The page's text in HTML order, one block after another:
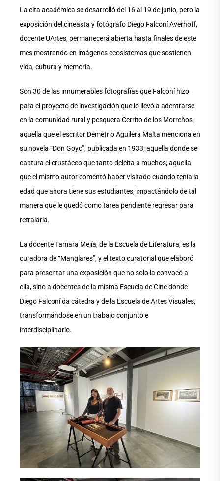
La cita académica se desarrolló del 16 al 19 de junio, pero la
exposición del cineasta y fotógrafo Diego Falconí Averhoff,
docente UArtes, permanecerá abierta hasta finales de este
mes mostrando en imágenes ecosistemas que sostienen
vida, cultura y memoria.
Son 30 de las innumerables fotografías que Falconí hizo
para el proyecto de investigación que lo llevó a adentrarse
en la comunidad rural y pesquera Cerrito de los Morreños,
aquella que el escritor Demetrio Aguilera Malta menciona en
su novela “Don Goyo”, publicada en 1933; aquella donde se
captura el crustáceo que tanto deleita a muchos; aquella
que el mismo autor comentó haber visitado cuando tenía la
edad que ahora tiene sus estudiantes, impactándolo de tal
manera que le quedó como tarea pendiente regresar para
retralarla.
La docente Tamara Mejía, de la Escuela de Literatura, es la
curadora de “Manglares”, y el texto curatorial que elaboró
para presentar una exposición que no solo la convocó a
ella, sino a docentes de la misma Escuela de Cine donde
Diego Falconí da cátedra y de la Escuela de Artes Visuales,
transformándose en un trabajo conjunto e
interdisciplinario.